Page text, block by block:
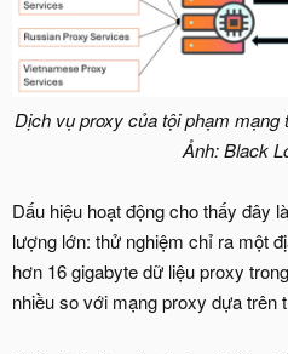
Dịch vụ proxy của tội phạm
Ảnh: Black
Dấu hiệu hoạt động cho thấy đây
lượng lớn: thử nghiệm chỉ ra một
hơn 16 gigabyte dữ liệu proxy
nhiều so với mạng proxy dựa trên